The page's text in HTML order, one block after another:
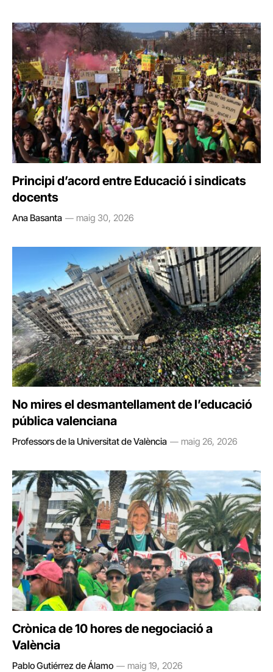
Principi d’acord entre Educació i sindicats
docents
Ana Basanta maig 30, 2026
No mires el desmantellament de l’educació
pública valenciana
Professors de la Universitat de València maig 26, 2026
Crònica de 10 hores de negociació a
València
Pablo Gutiérrez de Álamo maig 19, 2026